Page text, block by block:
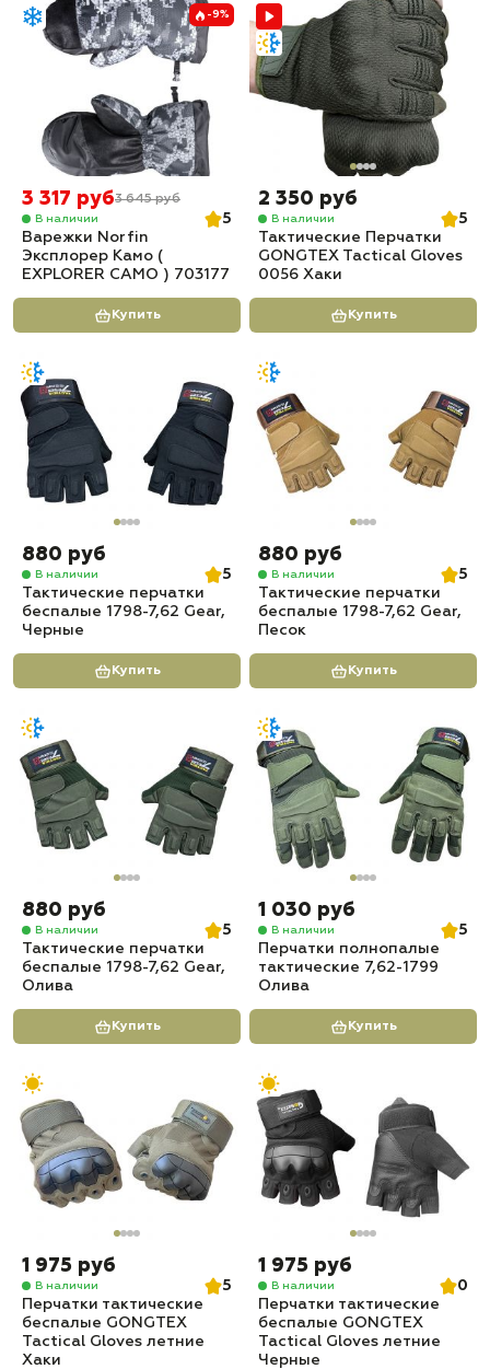
-9%
3 317 руб3 645 руб
В наличии
5
Варежки Norfin
Эксплорер Камо (
EXPLORER CAMO ) 703177
Купить
2 350 руб
В наличии
5
Тактические Перчатки
GONGTEX Tactical Gloves
0056 Хаки
Купить
880 руб
В наличии
5
Тактические перчатки
беспалые 1798-7,62 Gear,
Черные
Купить
880 руб
В наличии
5
Тактические перчатки
беспалые 1798-7,62 Gear,
Песок
Купить
880 руб
В наличии
5
Тактические перчатки
беспалые 1798-7,62 Gear,
Олива
Купить
1 030 руб
В наличии
5
Перчатки полнопалые
тактические 7,62-1799
Олива
Купить
1 975 руб
В наличии
5
Перчатки тактические
беспалые GONGTEX
Tactical Gloves летние
Хаки
1 975 руб
В наличии
0
Перчатки тактические
беспалые GONGTEX
Tactical Gloves летние
Черные